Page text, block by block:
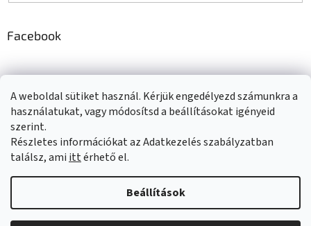
A weboldal sütiket használ. Kérjük engedélyezd számunkra a
használatukat, vagy módosítsd a beállításokat igényeid
szerint.
Részletes információkat az Adatkezelés szabályzatban
találsz, ami ittérhető el.
Beállítások
Facebook
Adatkezelési tájékoztató Elérhetőségeink Impresszum
Üzleti feltételek (ÁSZF) Jótállási tájékoztató
Shoptet készítette